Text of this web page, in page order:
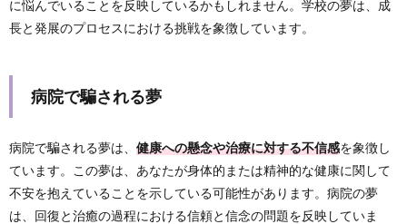
に悩んでいることを反映しているかもしれません。学校の夢は、成
長と発展のプロセスにおける挑戦を象徴しています。
病院で騙される夢
病院で騙される夢は、 健康への懸念や治療に対する不信感を象徴し
ています。この夢は、あなたが身体的または精神的な健康に関して
不安を抱えていることを示している可能性があります。病院の夢
は、回復と治癒の過程における信頼と信念の問題を反映していま